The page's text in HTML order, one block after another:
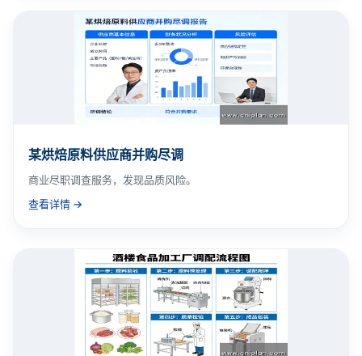
某烘焙原料供应商并购尽调
商业尽职调查服务，发现品质风险。
查看详情 →